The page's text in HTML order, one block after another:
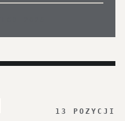
13 POZYCJI